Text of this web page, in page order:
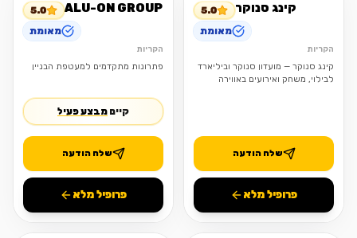
קינג סנוקר
5.0
מאומת
הקריות
קינג סנוקר — מועדון סנוקר וביליארד
לבילוי, משחק ואירועים באווירה
שלח הודעה
פרופיל מלא
ALU-ON GROUP
5.0
מאומת
הקריות
פתרונות מתקדמים למעטפת הבניין
קיים מבצע פעיל
שלח הודעה
פרופיל מלא